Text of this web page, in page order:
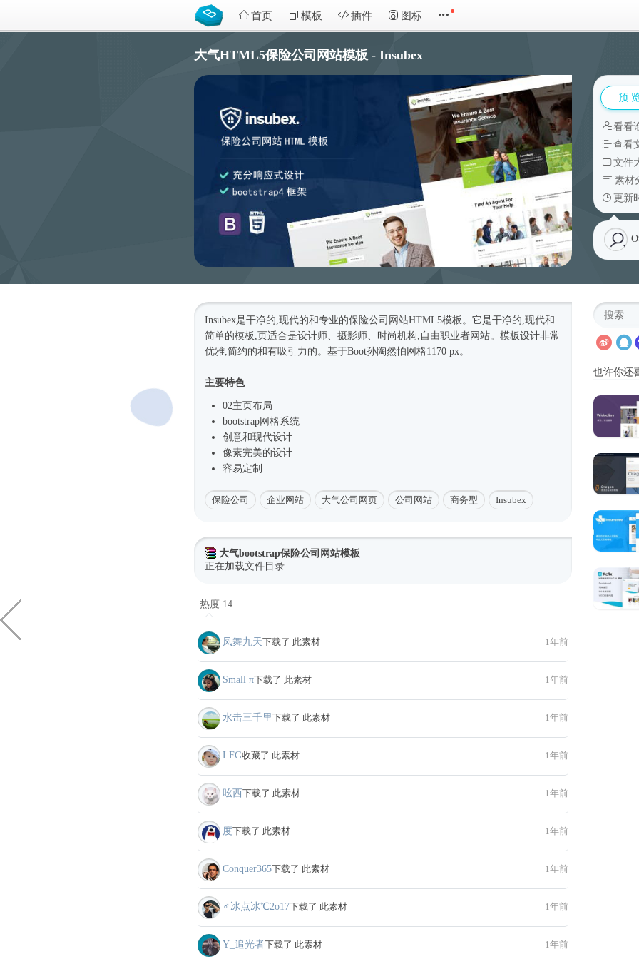
首页 模板 插件 图标
大气HTML5保险公司网站模板 - Insubex
预
看看
查看
文件
素材
更新
Insubex是干净的,现代的和专业的保险公司网站HTML5模板 。它是干净的,现代和
简单的模板,页适合是设计师、摄影师、 时尚机构,自由职业者网站。模板设计非常
优雅,简约的和有吸引力的。基于Boot孙陶然怕网格1170 px。
主要特色
02主页布局
bootstrap网格系统
创意和现代设计
像素完美的设计
容易定制
保险公司 企业网站 大气公司网页 公司网站 商务型 Insubex
大气bootstrap保险公司网站模板
正在加载文件目录...
热度 14
凤舞九天下载了 此素材 1年前
Small π下载了 此素材 1年前
水击三千里下载了 此素材 1年前
LFG收藏了 此素材 1年前
吆西下载了 此素材 1年前
度下载了 此素材 1年前
Conquer365下载了 此素材 1年前
♂冰点冰℃2o17下载了 此素材 1年前
Y_追光者下载了 此素材 1年前
也许你还